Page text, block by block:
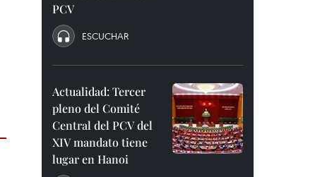
PCV
ESCUCHAR
Actualidad: Tercer
pleno del Comité
Central del PCV del
XIV mandato tiene
lugar en Hanoi